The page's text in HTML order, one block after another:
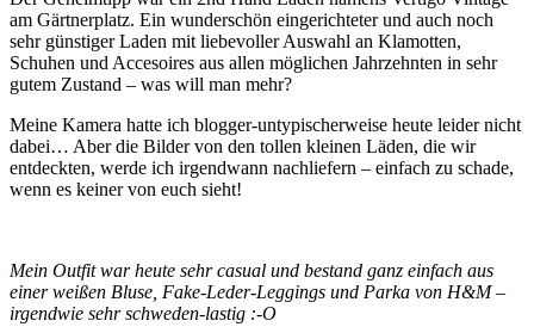
am Gärtnerplatz. Ein wunderschön eingerichteter und auch noch
sehr günstiger Laden mit liebevoller Auswahl an Klamotten,
Schuhen und Accesoires aus allen möglichen Jahrzehnten in sehr
gutem Zustand – was will man mehr?
Meine Kamera hatte ich blogger-untypischerweise heute leider nicht
dabei… Aber die Bilder von den tollen kleinen Läden, die wir
entdeckten, werde ich irgendwann nachliefern – einfach zu schade,
wenn es keiner von euch sieht!
Mein Outfit war heute sehr casual und bestand ganz einfach aus
einer weißen Bluse, Fake-Leder-Leggings und Parka von H&M –
irgendwie sehr schweden-lastig :-O